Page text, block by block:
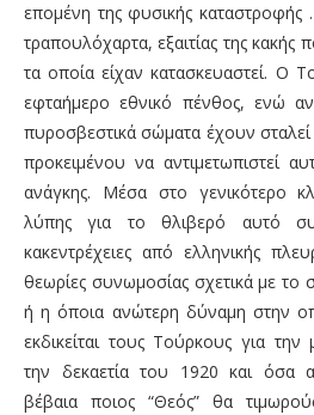
επομένη της φυσικής καταστροφής
τραπουλόχαρτα, εξαιτίας της κακής
τα οποία είχαν κατασκευαστεί. Ο
εφταήμερο εθνικό πένθος, ενώ
πυροσβεστικά σώματα έχουν
προκειμένου να αντιμετωπιστεί
ανάγκης. Μέσα στο γενικότερο
λύπης για το θλιβερό αυτό
κακεντρέχειες από ελληνικής
θεωρίες συνωμοσίας σχετικά με
ή η όποια ανώτερη δύναμη στην
εκδικείται τους Τούρκους για την
την δεκαετία του 1920 και όσα
βέβαια ποιος “Θεός” θα